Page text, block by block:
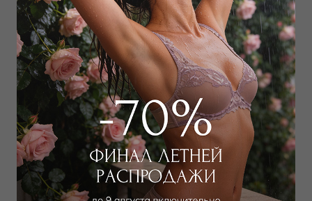
Лонгслив
7 000
4 500₽
Выбрать размер
Топ
8 000 ₽ 3 600
Выбрать размер